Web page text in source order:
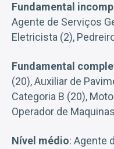
Fundamental
Agente de Serviços
Eletricista (2),
Fundamental
(20), Auxiliar de
Categoria B (20),
Operador de
Nível médio: Agente